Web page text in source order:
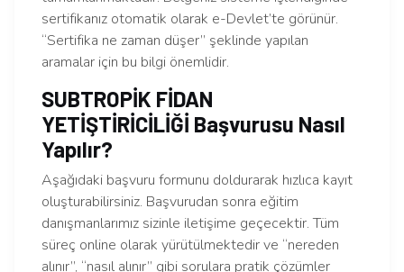
sertifikanız otomatik olarak e-Devlet’te görünür.
“Sertifika ne zaman düşer” şeklinde yapılan
aramalar için bu bilgi önemlidir.
SUBTROPİK FİDAN
YETİŞTİRİCİLİĞİ Başvurusu Nasıl
Yapılır?
Aşağıdaki başvuru formunu doldurarak hızlıca kayıt
oluşturabilirsiniz. Başvurudan sonra eğitim
danışmanlarımız sizinle iletişime geçecektir. Tüm
süreç online olarak yürütülmektedir ve “nereden
alınır”, “nasıl alınır” gibi sorulara pratik çözümler